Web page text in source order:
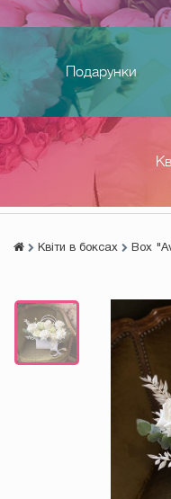
Подарунки
Квіти в боксах Box